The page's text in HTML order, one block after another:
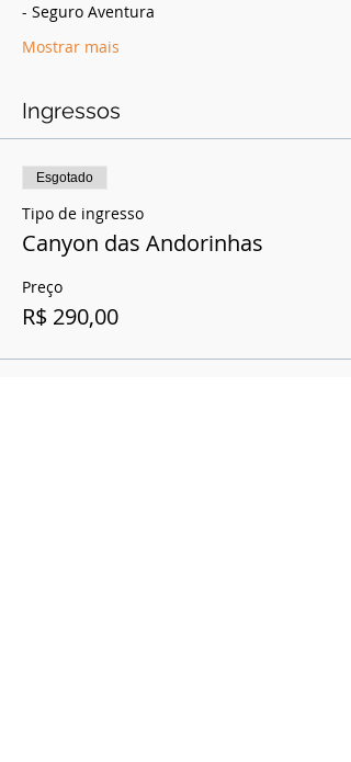
- Seguro Aventura
Mostrar mais
Ingressos
Esgotado
Tipo de ingresso
Canyon das Andorinhas
Preço
R$ 290,00